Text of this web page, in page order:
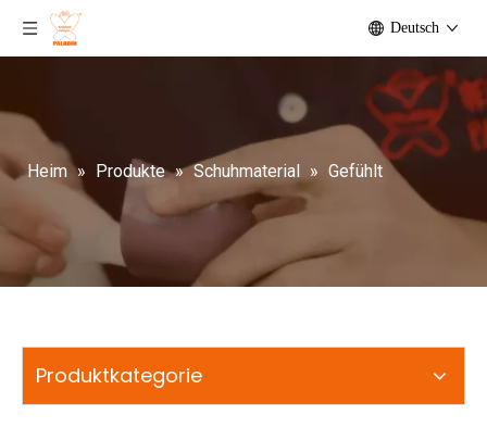
Deutsch
Heim » Produkte » Schuhmaterial » Gefühlt
Produktkategorie